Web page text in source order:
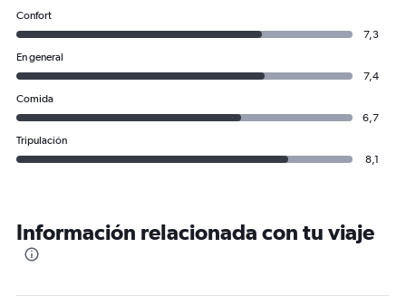
Confort
7,3
En general
7,4
Comida
6,7
Tripulación
8,1
Información relacionada con tu viaje